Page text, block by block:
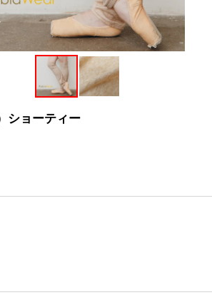
ショーティー